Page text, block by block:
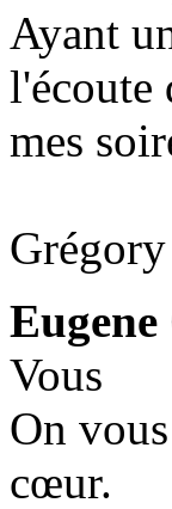
Ayant
l'écoute
mes
Grégory
Vous
On
cœur.